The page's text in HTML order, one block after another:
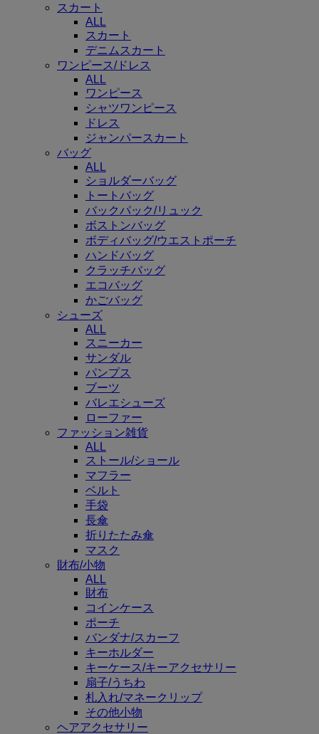
スカート
ALL
スカート
デニムスカート
ワンピース/ドレス
ALL
ワンピース
シャツワンピース
ドレス
ジャンパースカート
バッグ
ALL
ショルダーバッグ
トートバッグ
バックパック/リュック
ボストンバッグ
ボディバッグ/ウエストポーチ
ハンドバッグ
クラッチバッグ
エコバッグ
かごバッグ
シューズ
ALL
スニーカー
サンダル
パンプス
ブーツ
バレエシューズ
ローファー
ファッション雑貨
ALL
ストール/ショール
マフラー
ベルト
手袋
長傘
折りたたみ傘
マスク
財布/小物
ALL
財布
コインケース
ポーチ
バンダナ/スカーフ
キーホルダー
キーケース/キーアクセサリー
扇子/うちわ
札入れ/マネークリップ
その他小物
ヘアアクセサリー